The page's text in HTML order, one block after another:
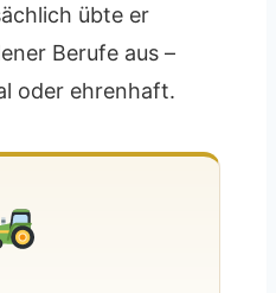
übte er
Berufe aus –
oder ehrenhaft.